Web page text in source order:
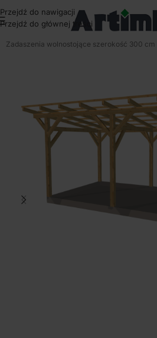
Przejdź do nawigacji
Przejdź do głównej treści
Wiaty drewniane
Zadaszenia wolnostojące szerokość 300 cm